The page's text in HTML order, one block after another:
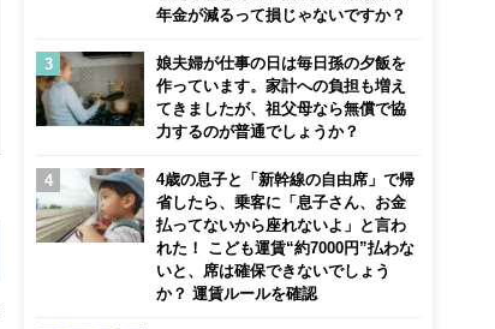
年金が減るって損じゃないですか？
娘夫婦が仕事の日は毎日孫の夕飯を
作っています。家計への負担も増え
てきましたが、祖父母なら無償で協
力するのが普通でしょうか？
4歳の息子と「新幹線の自由席」で帰
省したら、乗客に「息子さん、お金
払ってないから座れないよ」と言わ
れた！ こども運賃“約7000円”払わな
いと、席は確保できないでしょう
か？ 運賃ルールを確認